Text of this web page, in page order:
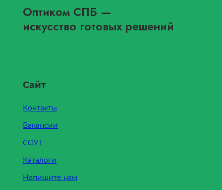
Оптиком СПБ —
искусство готовых решений
Сайт
Контакты
Вакансии
СОУТ
Каталоги
Напишите нам